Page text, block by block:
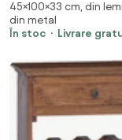
x 45 x 33 cm Lemn
Acacia
45×100×33 cm, din
din metal
În stoc
Livrare